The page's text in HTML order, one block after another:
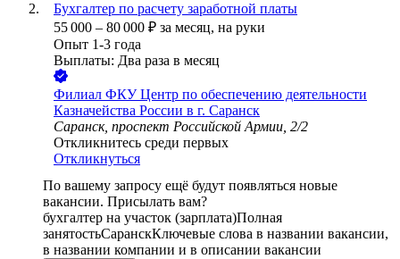
Бухгалтер по расчету заработной платы
55 000 – 80 000 ₽ за месяц, на руки
Опыт 1-3 года
Выплаты: Два раза в месяц
Филиал ФКУ Центр по обеспечению деятельности
Казначейства России в г. Саранск
Саранск, проспект Российской Армии, 2/2
Откликнитесь среди первых
Откликнуться
По вашему запросу ещё будут появляться новые
вакансии. Присылать вам?
бухгалтер на участок (зарплата)Полная
занятостьСаранскКлючевые слова в названии вакансии,
в названии компании и в описании вакансии